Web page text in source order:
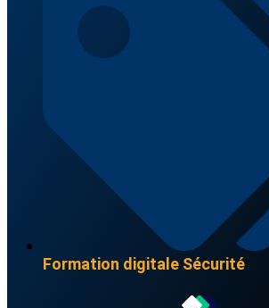
Formation digitale Sécurité